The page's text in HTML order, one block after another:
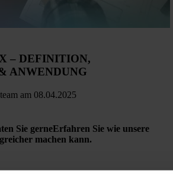
– DEFINITION,
ANWENDUNG
am 08.04.2025
Sie gerneErfahren Sie wie unsere
machen kann.